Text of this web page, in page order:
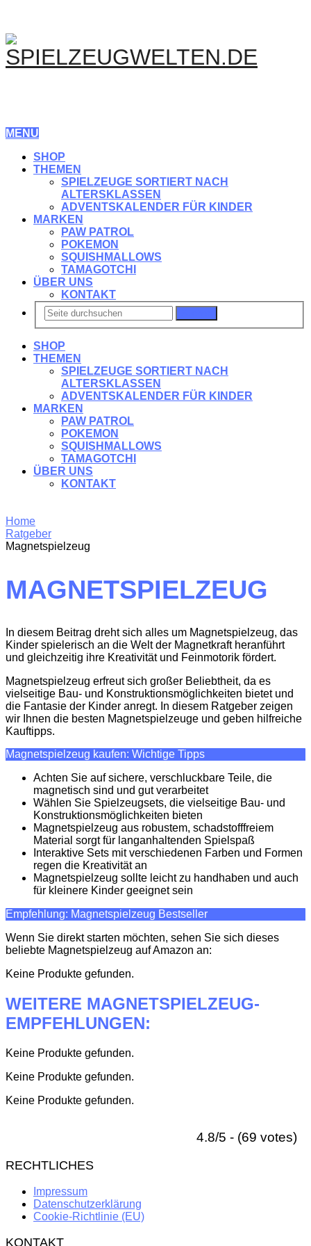
MENU
SHOP
THEMEN
SPIELZEUGE SORTIERT NACH
ALTERSKLASSEN
ADVENTSKALENDER FÜR KINDER
MARKEN
PAW PATROL
POKEMON
SQUISHMALLOWS
TAMAGOTCHI
ÜBER UNS
KONTAKT
SHOP
THEMEN
SPIELZEUGE SORTIERT NACH
ALTERSKLASSEN
ADVENTSKALENDER FÜR KINDER
MARKEN
PAW PATROL
POKEMON
SQUISHMALLOWS
TAMAGOTCHI
ÜBER UNS
KONTAKT
Home
Ratgeber
Magnetspielzeug
MAGNETSPIELZEUG
In diesem Beitrag dreht sich alles um Magnetspielzeug, das
Kinder spielerisch an die Welt der Magnetkraft heranführt
und gleichzeitig ihre Kreativität und Feinmotorik fördert.
Magnetspielzeug erfreut sich großer Beliebtheit, da es
vielseitige Bau- und Konstruktionsmöglichkeiten bietet und
die Fantasie der Kinder anregt. In diesem Ratgeber zeigen
wir Ihnen die besten Magnetspielzeuge und geben hilfreiche
Kauftipps.
Magnetspielzeug kaufen: Wichtige Tipps
Achten Sie auf sichere, verschluckbare Teile, die
magnetisch sind und gut verarbeitet
Wählen Sie Spielzeugsets, die vielseitige Bau- und
Konstruktionsmöglichkeiten bieten
Magnetspielzeug aus robustem, schadstofffreiem
Material sorgt für langanhaltenden Spielspaß
Interaktive Sets mit verschiedenen Farben und Formen
regen die Kreativität an
Magnetspielzeug sollte leicht zu handhaben und auch
für kleinere Kinder geeignet sein
Empfehlung: Magnetspielzeug Bestseller
Wenn Sie direkt starten möchten, sehen Sie sich dieses
beliebte Magnetspielzeug auf Amazon an:
Keine Produkte gefunden.
WEITERE MAGNETSPIELZEUG-
EMPFEHLUNGEN:
Keine Produkte gefunden.
Keine Produkte gefunden.
Keine Produkte gefunden.
4.8/5 - (69 votes)
RECHTLICHES
Impressum
Datenschutzerklärung
Cookie-Richtlinie (EU)
KONTAKT